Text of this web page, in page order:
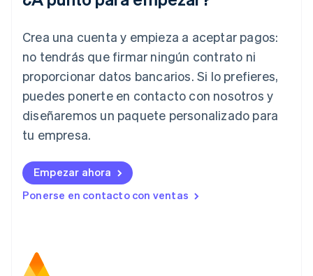
Crea una cuenta y empieza a aceptar pagos:
no tendrás que firmar ningún contrato ni
proporcionar datos bancarios. Si lo prefieres,
puedes ponerte en contacto con nosotros y
diseñaremos un paquete personalizado para
tu empresa.
Empezar ahora
Ponerse en contacto con ventas
English
Italia
ItalianoEnglish
Japón
日本語 English
Letonia
Liechtenstein
Lituania
English
Luxemburgo
English